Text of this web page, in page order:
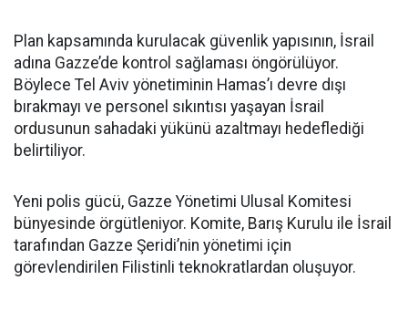
Plan kapsamında kurulacak güvenlik yapısının, İsrail
adına Gazze’de kontrol sağlaması öngörülüyor.
Böylece Tel Aviv yönetiminin Hamas’ı devre dışı
bırakmayı ve personel sıkıntısı yaşayan İsrail
ordusunun sahadaki yükünü azaltmayı hedeflediği
belirtiliyor.
Yeni polis gücü, Gazze Yönetimi Ulusal Komitesi
bünyesinde örgütleniyor. Komite, Barış Kurulu ile İsrail
tarafından Gazze Şeridi’nin yönetimi için
görevlendirilen Filistinli teknokratlardan oluşuyor.